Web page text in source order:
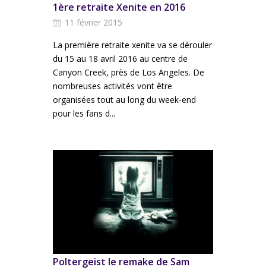
1ère retraite Xenite en 2016
11 février 2015
La première retraite xenite va se dérouler
du 15 au 18 avril 2016 au centre de
Canyon Creek, près de Los Angeles. De
nombreuses activités vont être
organisées tout au long du week-end
pour les fans d...
Poltergeist le remake de Sam